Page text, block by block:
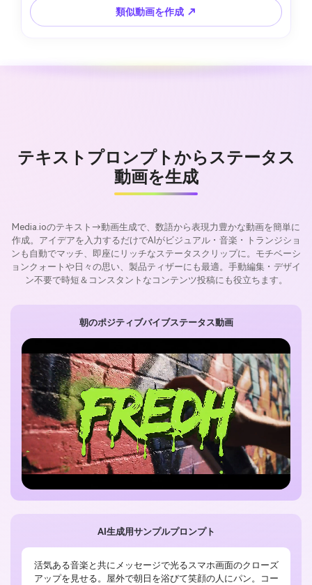
類似動画を作成 ↗
テキストプロンプトからステータス
動画を生成
Media.ioのテキスト→動画生成で、数語から表現力豊かな動画を簡単に
作成。アイデアを入力するだけでAIがビジュアル・音楽・トランジショ
ンも自動でマッチ、即座にリッチなステータスクリップに。モチベーシ
ョンクォートや日々の思い、製品ティザーにも最適。手動編集・デザイ
ン不要で時短＆コンスタントなコンテンツ投稿にも役立ちます。
AI生成用サンプルプロンプト
活気ある音楽と共にメッセージで光るスマホ画面のクローズ
アップを見せる。屋外で朝日を浴びて笑顔の人にパン。コー
朝のポジティブバイブステータス動画